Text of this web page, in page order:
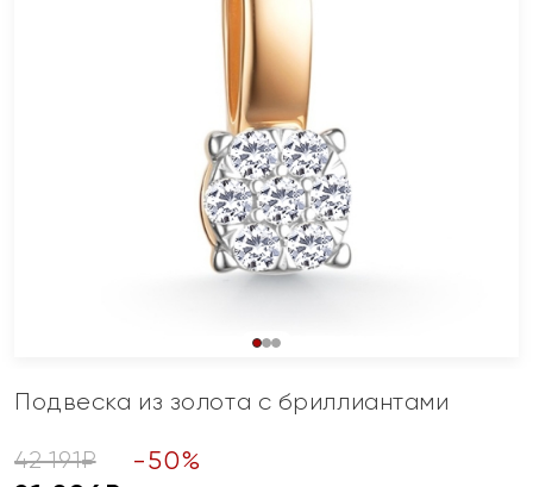
Подвеска из золота с бриллиантами
42 191₽ -50%